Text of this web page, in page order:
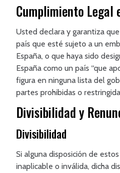
Cumplimiento Legal
Usted declara y garantiza
país que esté sujeto a un
España, o que haya sido
España como un país “que
figura en ninguna lista del
partes prohibidas o
Divisibilidad y
Divisibilidad
Si alguna disposición de
inaplicable o inválida, dicha